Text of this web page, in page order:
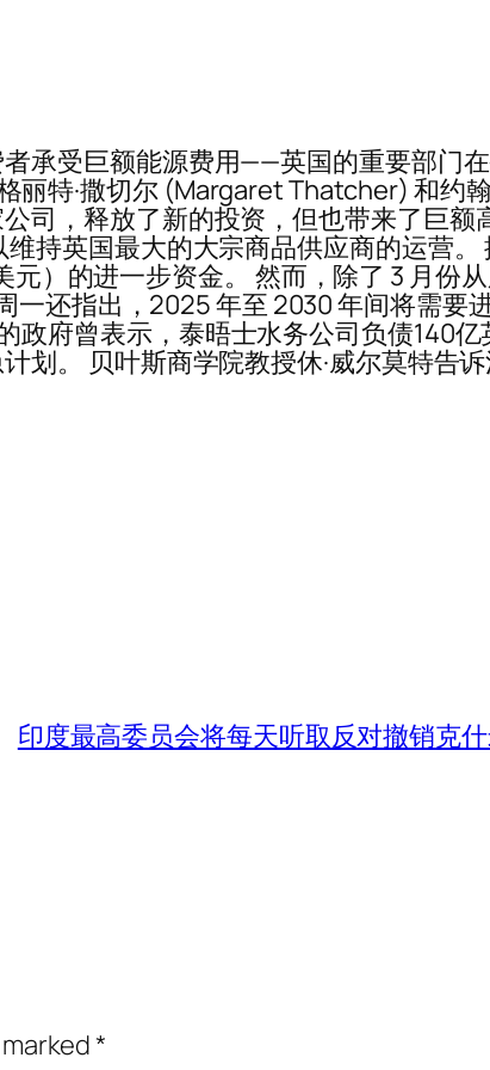
承受巨额能源费用——英国的重要部门
特·撒切尔 (Margaret Thatcher) 和约
司，释放了新的投资，但也带来了巨额
持英国最大的大宗商品供应商的运营。
）的进一步资金。 然而，除了 3 月份
还指出，2025 年至 2030 年间将需要
政府曾表示，泰晤士水务公司负债140
。 贝叶斯商学院教授休·威尔莫特告
印度最高委员会将每天听取反对撤销克
*